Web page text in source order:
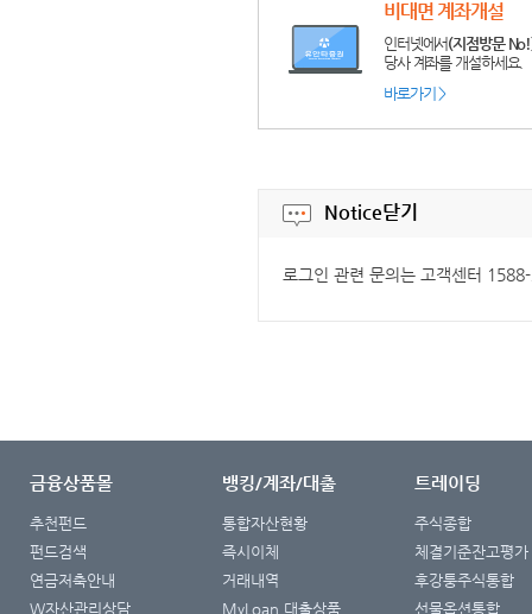
비대면 계좌개설
인터넷에서(지점방문
당사 계좌를 개설하세요.
바로가기 >
Notice닫기
로그인 관련 문의는 고객센터
금융상품몰
추천펀드
펀드검색
연금저축안내
W자산관리상담
뱅킹/계좌/대출
통합자산현황
즉시이체
거래내역
MyLoan 대출상품
트레이딩
주식종합
체결기준잔고평가
후강퉁주식통합
선물옵션통합